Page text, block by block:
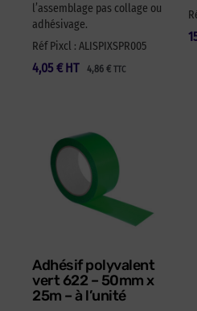
l’assemblage pas collage ou
adhésivage.
Réf Pixcl : ALISPIXSPR005
4,05 € 4,86 € TTC
HT
Adhésif polyvalent
vert 622 – 50mm x
25m – à l’unité